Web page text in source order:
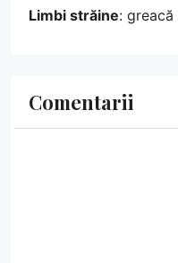
Limbi străine:
Comentarii